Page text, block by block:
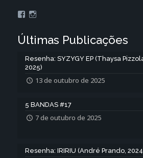
Facebook
Últimas Publicações
Resenha: SYZYGY EP (Thaysa
2025)
13 de outubro de 2025
5 BANDAS #17
7 de outubro de 2025
Resenha: IRIRIU (André Prando,